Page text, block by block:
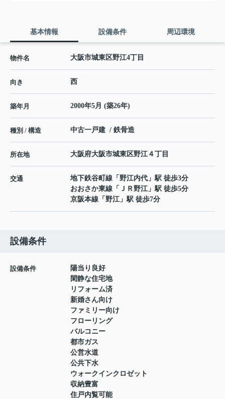
基本情報 設備条件 周辺環境
物件名 大阪市城東区野江4丁目
向き 西
築年月 2000年5月 (築26年)
種別 / 構造 中古一戸建 / 鉄骨造
所在地 大阪府大阪市城東区野江 ４丁目
交通 地下鉄谷町線 「 野江内代 」駅 徒歩3分
おおさか東線 「 ＪＲ野江 」駅 徒歩5分
京阪本線 「 野江 」駅 徒歩7分
設備条件
設備条件
陽当り良好
閑静な住宅地
リフォーム済
新婚さん向け
ファミリー向け
フローリング
バルコニー
都市ガス
公営水道
公共下水
ウォークインクロゼット
収納豊富
住戸内覧可能